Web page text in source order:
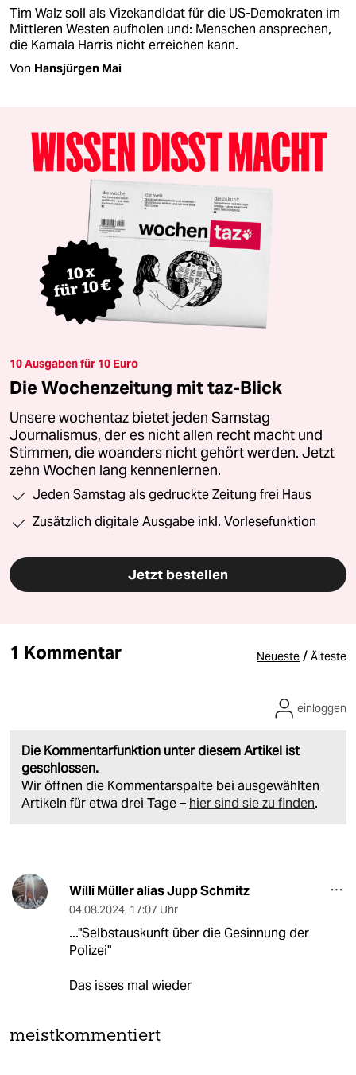
Tim Walz soll als Vizekandidat für die US-Demokraten im
Mittleren Westen aufholen und: Menschen ansprechen,
die Kamala Harris nicht erreichen kann.
Von Hansjürgen Mai
10 Ausgaben für 10 Euro
Die Wochenzeitung mit taz-Blick
Unsere wochentaz bietet jeden Samstag
Journalismus, der es nicht allen recht macht und
Stimmen, die woanders nicht gehört werden. Jetzt
zehn Wochen lang kennenlernen.
Jeden Samstag als gedruckte Zeitung frei Haus
Zusätzlich digitale Ausgabe inkl. Vorlesefunktion
Jetzt bestellen
1 Kommentar Neueste / Älteste
Die Kommentarfunktion unter diesem Artikel ist
geschlossen.
Wir öffnen die Kommentarspalte bei ausgewählten
Artikeln für etwa drei Tage – hier sind sie zu finden.
einloggen
Willi Müller alias Jupp Schmitz
04.08.2024, 17:07 Uhr
..."Selbstauskunft über die Gesinnung der
Polizei"
Das isses mal wieder
meistkommentiert